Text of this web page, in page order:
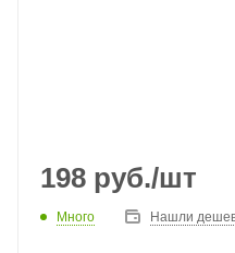
198 руб./шт
Много Нашли